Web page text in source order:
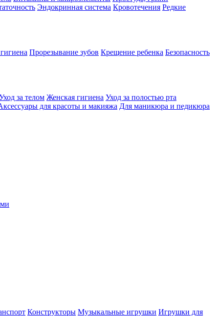
Эндокринная система Кровотечения Редкие
Прорезывание зубов Крещение ребенка Безопасность
за телом Женская гигиена Уход за полостью рта
для красоты и макияжа Для маникюра и педикюра
Конструкторы Музыкальные игрушки Игрушки для